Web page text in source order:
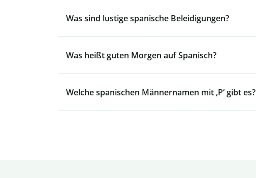
Was sind lustige spanische Beleidigungen?
Was heißt guten Morgen auf Spanisch?
Welche spanischen Männernamen mit ‚P‘ gibt es?